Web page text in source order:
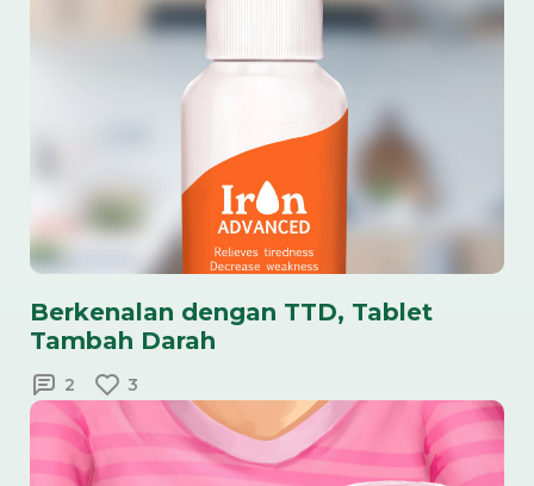
Berkenalan dengan TTD, Tablet
Tambah Darah
2 3